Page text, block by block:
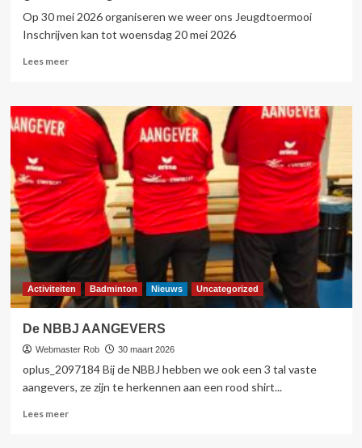
Op 30 mei 2026 organiseren we weer ons Jeugdtoermooi
Inschrijven kan tot woensdag 20 mei 2026
Lees meerLees
NBBJ
JEUGDTOERNOOI
2026
Activiteiten Badminton Nieuws Uncategorized
De NBBJ AANGEVERS
Webmaster Rob 30 maart 2026
oplus_2097184 Bij de NBBJ hebben we ook een 3 tal vaste
aangevers, ze zijn te herkennen aan een rood shirt...
Lees meerLees